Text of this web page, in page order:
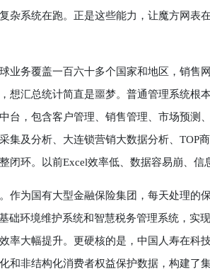
杂系统在跑。正是这些能力，让魔方网表
务覆盖一百六十多个国家和地区，销售
想汇总统计简直是噩梦。普通管理系统根
台，包含客户管理、销售管理、市场预测
集及分析、大连锁营销大数据分析、TOP
闭环。以前Excel效率低、数据容易崩、
为国有大型金融保险集团，每天处理的
础环境维护系统和智慧税务管理系统，实
率大幅提升。更硬核的是，中国人寿在科
和非结构化消费者权益保护数据，构建了